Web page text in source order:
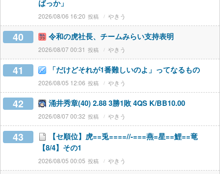
ばっか」
2026/08/06 16:20 やきう
40 令和の虎社長、チームみらい支持表明
2026/08/07 00:31 やきう
41 「だけどそれが1番難しいのよ」ってなるもの
2026/08/05 12:06 やきう
42 涌井秀章(40) 2.88 3勝1敗 4QS K/BB10.00
2026/08/07 00:32 やきう
43
【セ順位】虎==兎====//-===燕=星==鯉==竜
【8/4】その1
2026/08/05 00:05 やきう